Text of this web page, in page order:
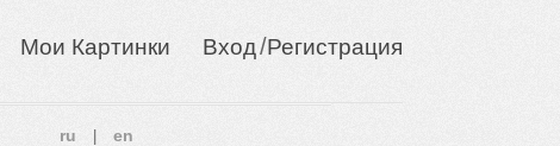
Мои Картинки Вход/Регистрация
ru en